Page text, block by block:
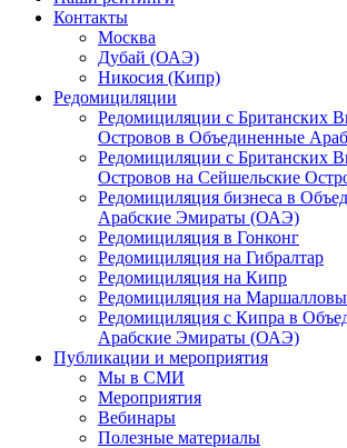
Контакты
Москва
Дубай (ОАЭ)
Никосия (Кипр)
Редомициляции
Редомициляции с Британских
Островов в Объединенные
Редомициляции с Британских
Островов на Сейшельские
Редомициляция бизнеса в
Арабские Эмираты (ОАЭ)
Редомициляция в Гонконг
Редомициляция на Гибралтар
Редомициляция на Кипр
Редомициляция на
Редомициляция с Кипра в
Арабские Эмираты (ОАЭ)
Публикации и мероприятия
Мы в СМИ
Мероприятия
Вебинары
Полезные материалы